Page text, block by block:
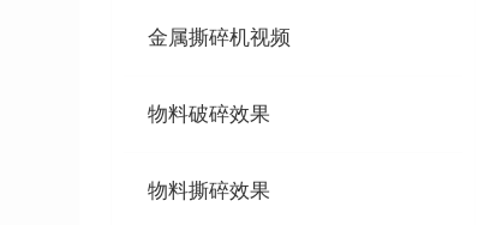
金属撕碎机视频
物料破碎效果
物料撕碎效果